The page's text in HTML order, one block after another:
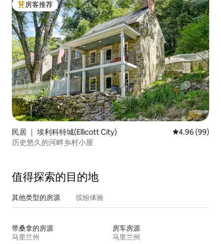
热门「房客推荐」
房客推荐
民居 ｜ 埃利科特城(Ellicott City) 平均评分 4.96
4.96 (99)
历史悠久的河畔乡村小屋
值得探索的目的地
其他类型的房源 缤纷体验
带桑拿的房源
马里兰州
房车房源
马里兰州